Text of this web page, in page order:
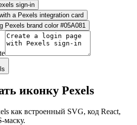
sign-in
a Pexels integration card
Pexels brand color #05A081
иконку Pexels
как встроенный SVG, код React,
маску.